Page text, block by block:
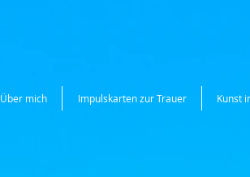
Über mich Impulskarten zur Trauer Kunst